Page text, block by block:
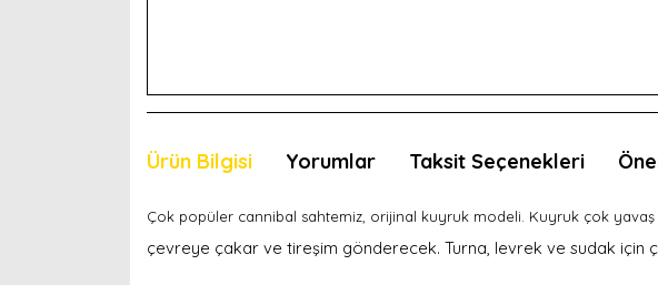
Ürün Bilgisi Yorumlar Taksit Seçenekleri
Çok popüler cannibal sahtemiz, orijinal kuyruk modeli. Kuyruk çok yavaş
çevreye çakar ve tireşim gönderecek. Turna, levrek ve sudak için